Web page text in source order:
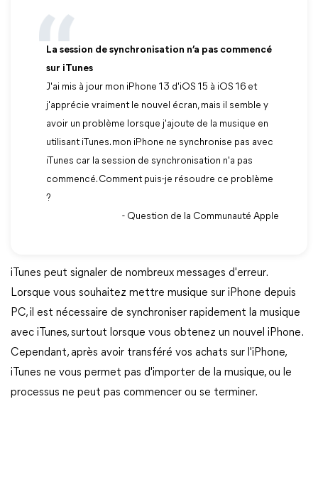
La session de synchronisation n’a pas commencé
sur iTunes
J'ai mis à jour mon iPhone 13 d'iOS 15 à iOS 16 et
j'apprécie vraiment le nouvel écran, mais il semble y
avoir un problème lorsque j'ajoute de la musique en
utilisant iTunes. mon iPhone ne synchronise pas avec
iTunes car la session de synchronisation n'a pas
commencé. Comment puis-je résoudre ce problème
?
- Question de la Communauté Apple
iTunes peut signaler de nombreux messages d'erreur.
Lorsque vous souhaitez mettre musique sur iPhone depuis
PC, il est nécessaire de synchroniser rapidement la musique
avec iTunes, surtout lorsque vous obtenez un nouvel iPhone.
Cependant, après avoir transféré vos achats sur l'iPhone,
iTunes ne vous permet pas d'importer de la musique, ou le
processus ne peut pas commencer ou se terminer.